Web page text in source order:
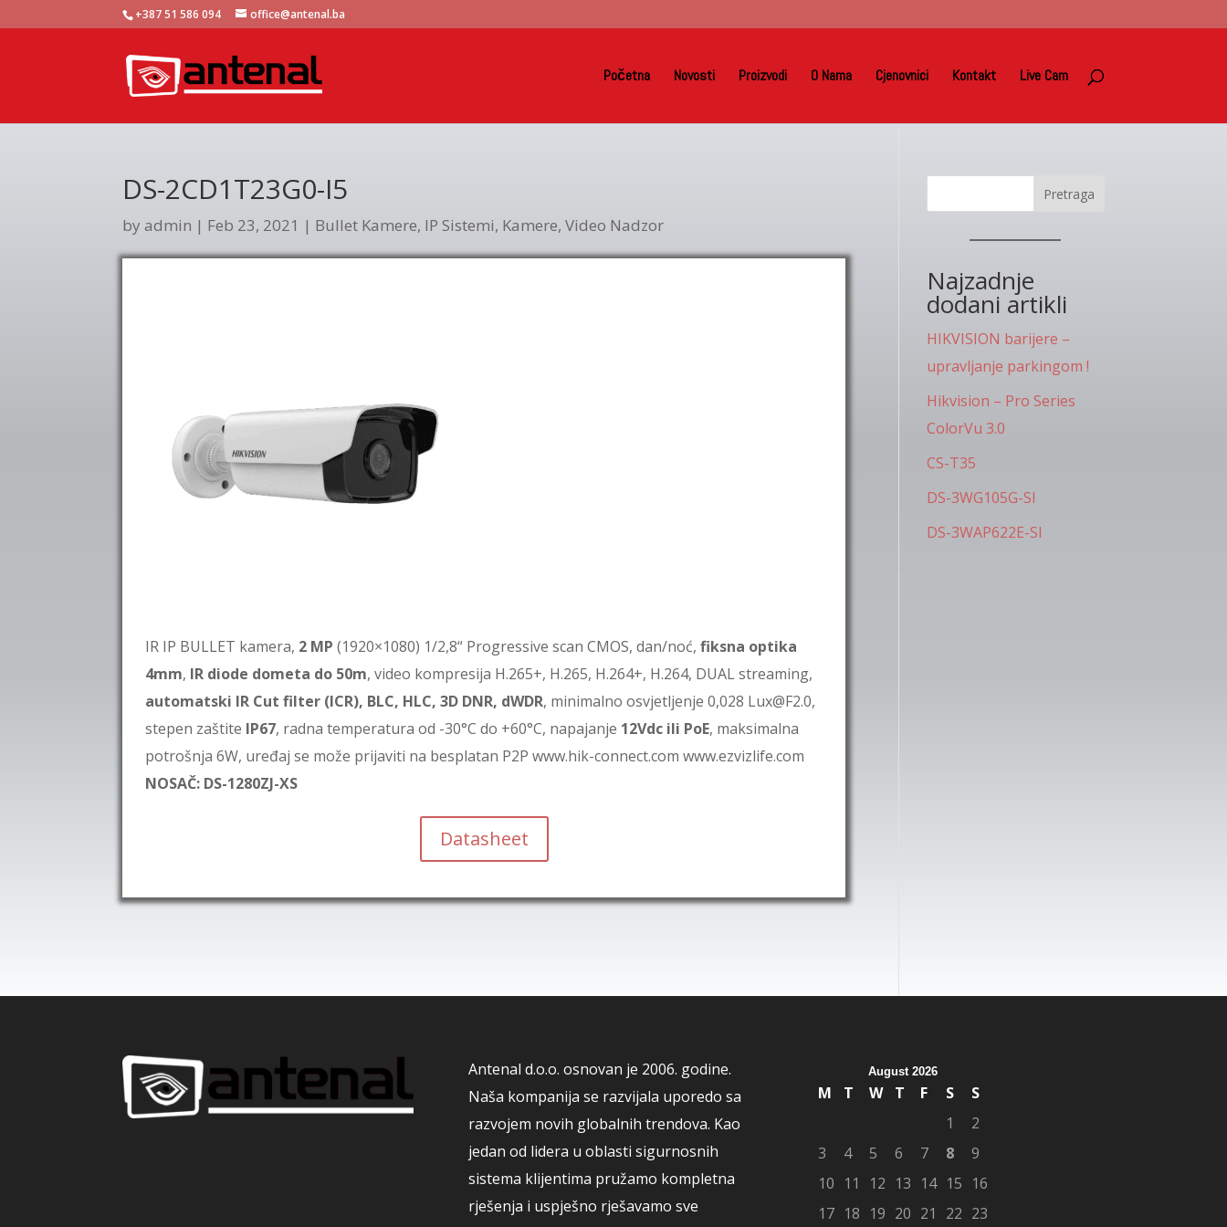
+387 51 586 094 office@antenal.ba
Početna Novosti Proizvodi O Nama Cjenovnici Kontakt Live Cam
DS-2CD1T23G0-I5
byadmin | Feb 23, 2021 | Bullet Kamere, IP Sistemi, Kamere,Video Nadzor
IR IP BULLET kamera, 2 MP (1920×1080) 1/2,8“ Progressive scan CMOS, dan/noć,fiksna optika
4mm, IR diode dometa do 50m, video kompresija H.265+, H.265, H.264+, H.264, DUAL streaming,
automatski IR Cut filter (ICR), BLC, HLC, 3D DNR, dWDR, minimalno osvjetljenje 0,028 Lux@F2.0,
stepen zaštite IP67, radna temperatura od -30°C do +60°C, napajanje 12Vdc ili PoE, maksimalna
potrošnja 6W, uređaj se može prijaviti na besplatan P2P www.hik-connect.com www.ezvizlife.com
NOSAČ: DS-1280ZJ-XS
Datasheet
Pretraga
Najzadnje
dodani artikli
HIKVISION barijere –
upravljanje parkingom !
Hikvision – Pro Series
ColorVu 3.0
CS-T35
DS-3WG105G-SI
DS-3WAP622E-SI
Antenal d.o.o. osnovan je 2006. godine.
Naša kompanija se razvijala uporedo sa
razvojem novih globalnih trendova. Kao
jedan od lidera u oblasti sigurnosnih
sistema klijentima pružamo kompletna
rješenja i uspješno rješavamo sve
August 2026
M T W T F S
S
1
2
3
4 5 6 7 8
9
10 11 12 13 14 15 16
17 18 19 20 21 22 23